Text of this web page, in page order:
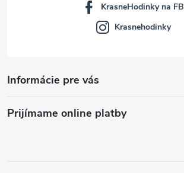
Informácie pre vás
Prijímame online platby
KrasneHodinky na FB
Krasnehodinky